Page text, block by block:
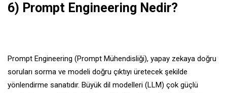
6) Prompt Engineering Nedir?
Prompt Engineering (Prompt Mühendisliği), yapay zekaya doğru
soruları sorma ve modeli doğru çıktıyı üretecek şekilde
yönlendirme sanatıdır. Büyük dil modelleri (LLM) çok güçlü